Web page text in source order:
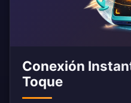
Conexión
Toque